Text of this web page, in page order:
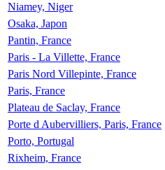
Niamey, Niger
Osaka, Japon
Pantin, France
Paris - La Villette, France
Paris Nord Villepinte, France
Paris, France
Plateau de Saclay, France
Porte d Aubervilliers, Paris, France
Porto, Portugal
Rixheim, France